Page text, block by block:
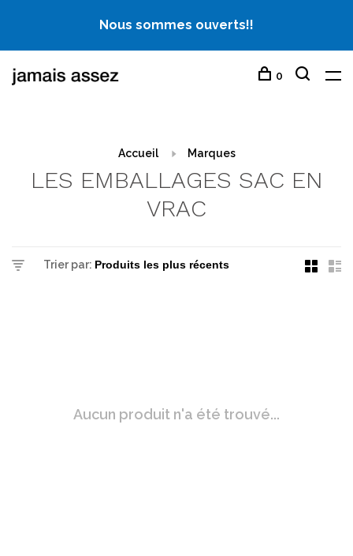
Nous sommes ouverts!!
0
Accueil Marques
LES EMBALLAGES SAC EN
VRAC
Trier par:
Aucun produit n'a été trouvé...